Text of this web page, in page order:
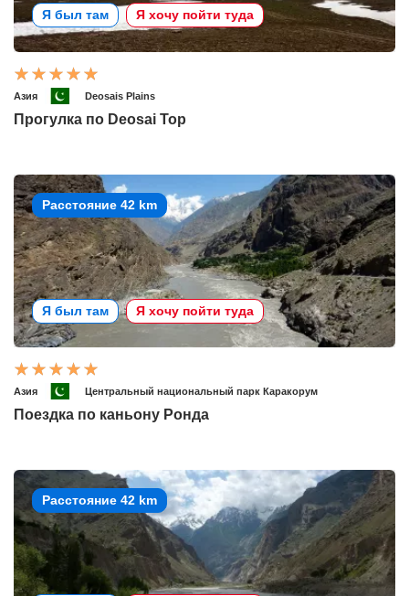
Я был там Я хочу пойти туда
Азия Deosais Plains
Прогулка по Deosai Top
Расстояние 42 km
Я был там Я хочу пойти туда
Азия Центральный национальный парк Каракорум
Поездка по каньону Ронда
Расстояние 42 km